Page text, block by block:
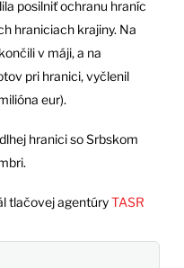
posilniť ochranu hraníc
hraniciach krajiny. Na
v máji, a na
pri hranici, vyčlenil
eur).
hranici so Srbskom
tlačovej agentúryTASR